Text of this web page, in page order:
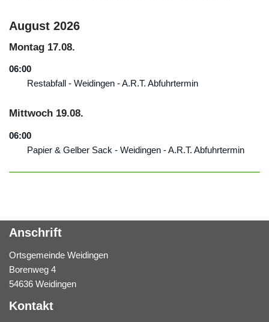
August 2026
Montag 17.08.
06:00
Restabfall - Weidingen - A.R.T. Abfuhrtermin
Mittwoch 19.08.
06:00
Papier & Gelber Sack - Weidingen - A.R.T. Abfuhrtermin
Anschrift
Ortsgemeinde Weidingen
Borenweg 4
54636 Weidingen
Kontakt